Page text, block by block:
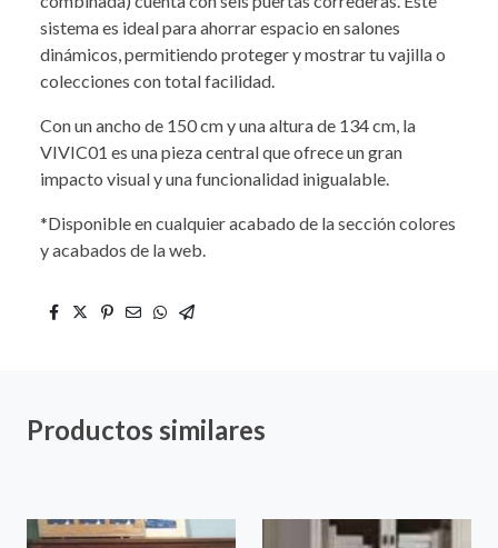
sistema es ideal para ahorrar espacio en salones
dinámicos, permitiendo proteger y mostrar tu vajilla o
colecciones con total facilidad.
Con un ancho de 150 cm y una altura de 134 cm, la
VIVIC01 es una pieza central que ofrece un gran
impacto visual y una funcionalidad inigualable.
*Disponible en cualquier acabado de la sección colores
y acabados de la web.
Productos similares